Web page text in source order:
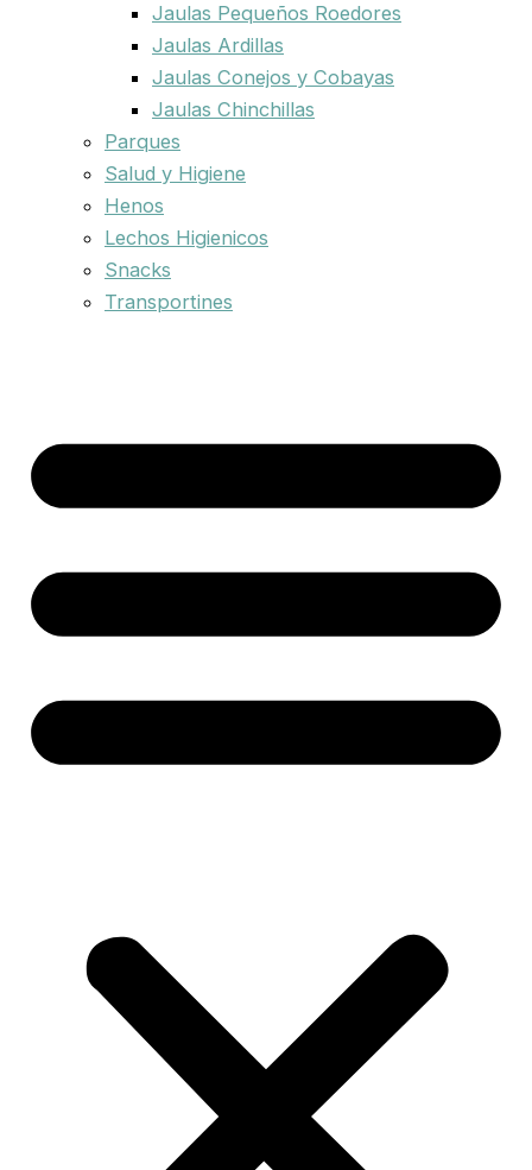
Jaulas Pequeños Roedores
Jaulas Ardillas
Jaulas Conejos y Cobayas
Jaulas Chinchillas
Parques
Salud y Higiene
Henos
Lechos Higienicos
Snacks
Transportines